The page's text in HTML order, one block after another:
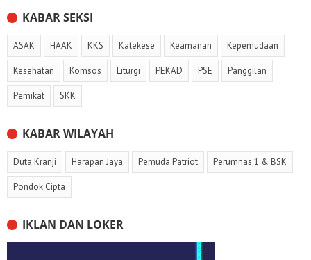
KABAR SEKSI
ASAK HAAK KKS Katekese Keamanan Kepemudaan
Kesehatan Komsos Liturgi PEKAD PSE Panggilan
Pemikat SKK
KABAR WILAYAH
Duta Kranji Harapan Jaya Pemuda Patriot Perumnas 1 & BSK
Pondok Cipta
IKLAN DAN LOKER